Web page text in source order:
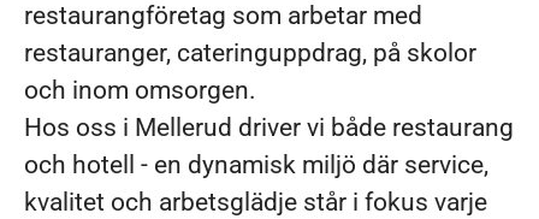
restaurangföretag som arbetar med
restauranger, cateringuppdrag, på skolor
och inom omsorgen.
Hos oss i Mellerud driver vi både restaurang
och hotell - en dynamisk miljö där service,
kvalitet och arbetsglädje står i fokus varje